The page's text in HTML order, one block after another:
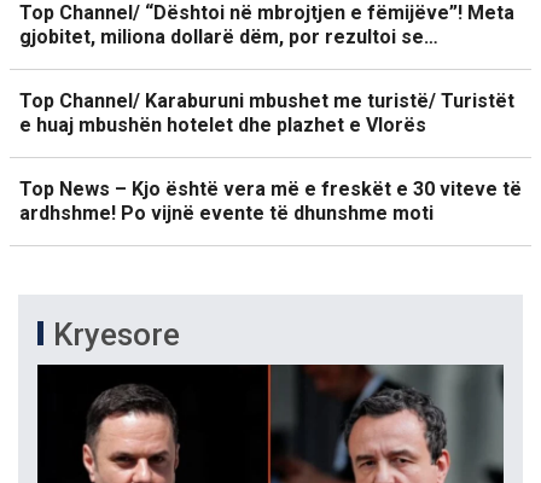
Top Channel/ “Dështoi në mbrojtjen e fëmijëve”! Meta
gjobitet, miliona dollarë dëm, por rezultoi se…
Top Channel/ Karaburuni mbushet me turistë/ Turistët
e huaj mbushën hotelet dhe plazhet e Vlorës
Top News – Kjo është vera më e freskët e 30 viteve të
ardhshme! Po vijnë evente të dhunshme moti
Kryesore